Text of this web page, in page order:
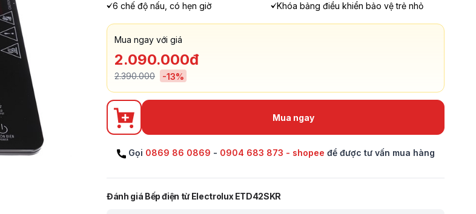
6 chế độ nấu, có hẹn giờ
Khóa bảng điều khiển bảo vệ trẻ nhỏ
Mua ngay với giá
2.090.000đ
2.390.000 -13%
Mua ngay
Gọi 0869 86 0869 - 0904 683 873 - shopee để được tư vấn mua hàng
Đánh giá Bếp điện từ Electrolux ETD42SKR